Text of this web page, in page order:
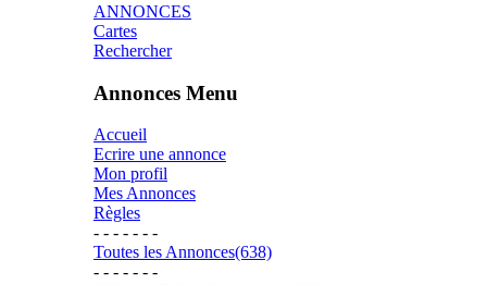
ANNONCES
Cartes
Rechercher
Annonces Menu
Accueil
Ecrire une annonce
Mon profil
Mes Annonces
Règles
- - - - - - -
Toutes les Annonces(638)
- - - - - - -